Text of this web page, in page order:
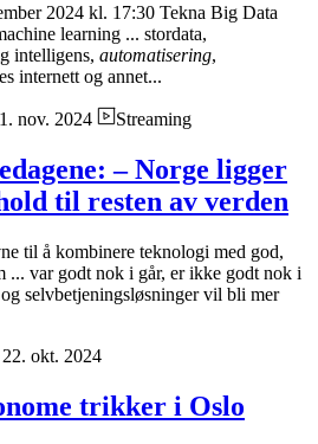
2024 kl. 17:30 Tekna Big Data
learning ... stordata,
intelligens, automatisering,
internett og annet...
1. nov. 2024 Streaming
– Norge ligger
til resten av verden
til å kombinere teknologi med god,
... var godt nok i går, er ikke godt nok i
og selvbetjeningsløsninger vil bli mer
22. okt. 2024
trikker i Oslo